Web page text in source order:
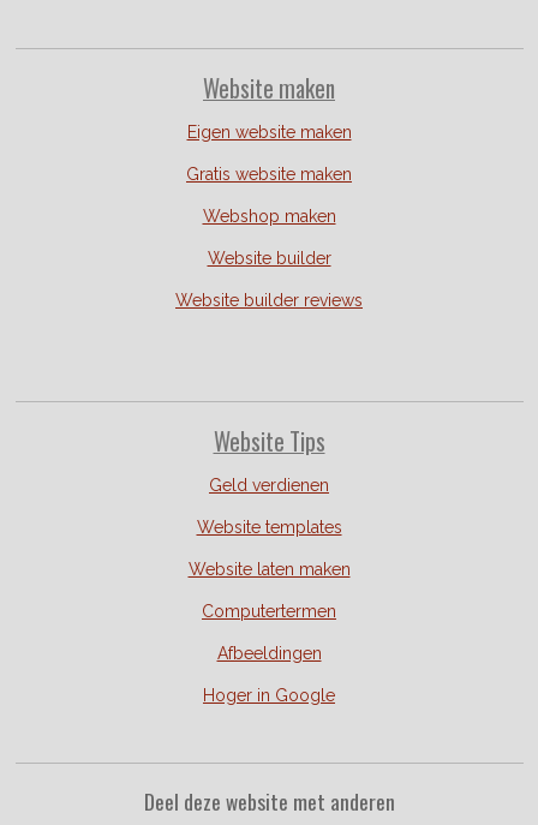
Website maken
Eigen website maken
Gratis website maken
Webshop maken
Website builder
Website builder reviews
Website Tips
Geld verdienen
Website templates
Website laten maken
Computertermen
Afbeeldingen
Hoger in Google
Deel deze website met anderen